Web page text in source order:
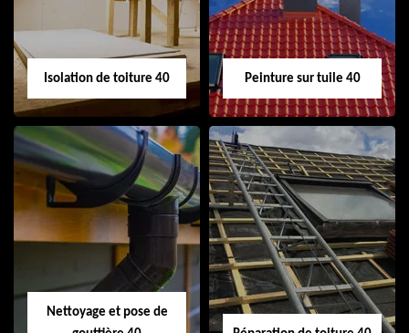
toiture 40
Isolation de toiture 40
Isolation de toiture
40
Peinture sur tuile 40
Peinture sur tuile
40
Nettoyage et pose de